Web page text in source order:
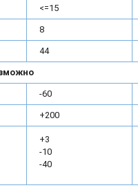
<=15
8
44
-60
+200
+3
-10
-40